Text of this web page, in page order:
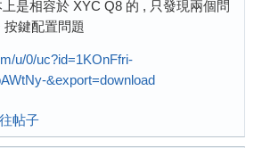
是相容於 XYC Q8 的 , 只發現兩個問
鍵配置問題
u/0/uc?id=1KOnFfri-
&export=download
帖子